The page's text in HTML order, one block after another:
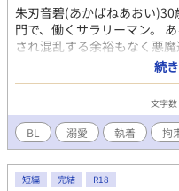
朱刃音碧(あかばねあおい
門で、働くサラリーマン。
され混乱する余裕もなく悪
攻め)×人間 エロいリーマン
の。』
続
文字
BL 溺愛 執着 拘
短編 完結 R18